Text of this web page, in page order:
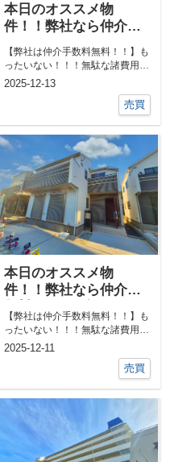
本日のオススメ物
件！！弊社なら仲介手
なる物件あればご相談
ください！！
【弊社は仲介手数料無料！！】も
ったいない！！！無駄な諸費用一
切なし！！①ネットで気になる物
2025-12-13
売買
本日のオススメ物
件！！弊社なら仲介手
なる物件あればご相談
ください！！
【弊社は仲介手数料無料！！】も
ったいない！！！無駄な諸費用一
切なし！！①ネットで気になる物
2025-12-11
売買